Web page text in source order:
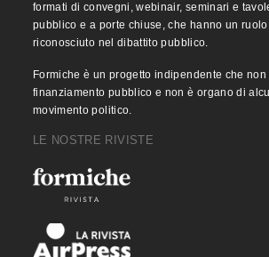
formati di convegni, webinair, seminari e
pubblico e a porte chiuse, che hanno un
riconosciuto nel dibattito pubblico.
Formiche è un progetto indipendente che non
finanziamento pubblico e non è organo di
movimento politico.
LE NOSTRE RIVISTE